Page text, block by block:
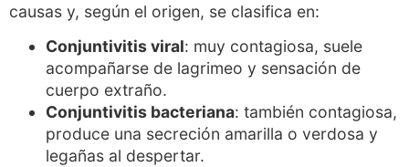
causas y, según el origen, se clasifica en:
Conjuntivitis viral: muy contagiosa, suele
acompañarse de lagrimeo y sensación de
cuerpo extraño.
Conjuntivitis bacteriana: también contagiosa,
produce una secreción amarilla o verdosa y
legañas al despertar.